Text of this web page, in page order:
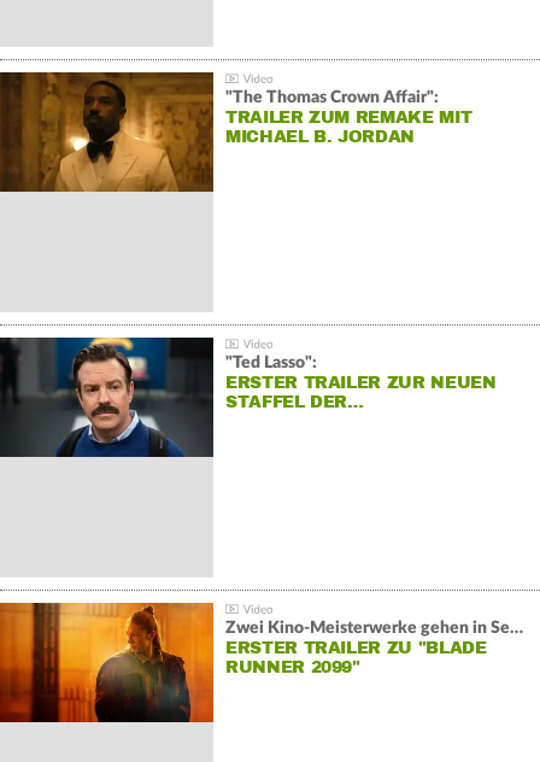
"The Thomas Crown Affair":
TRAILER ZUM REMAKE MIT
MICHAEL B. JORDAN
"Ted Lasso":
ERSTER TRAILER ZUR NEUEN
STAFFEL DER…
Zwei Kino-Meisterwerke gehen in Serie:
ERSTER TRAILER ZU "BLADE
RUNNER 2099"